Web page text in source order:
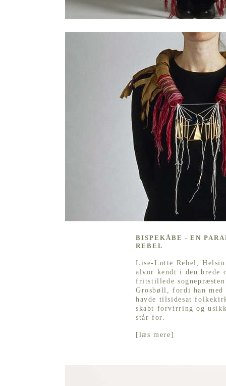
BISPEKÅBE - EN
REBEL
Lise-Lotte Rebel,
alvor kendt i den brede
fritstillede
Grosbøll, fordi han med
havde tilsidesat
skabt forvirring og
står for.
[ læs mere]